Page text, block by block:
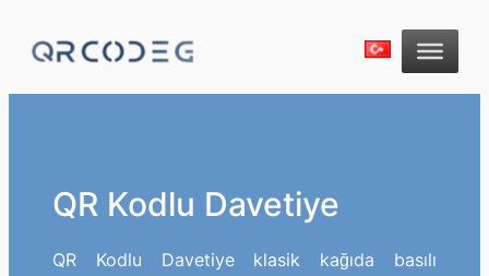
QR Kodlu Davetiye
QR Kodlu Davetiye klasik kağıda basılı